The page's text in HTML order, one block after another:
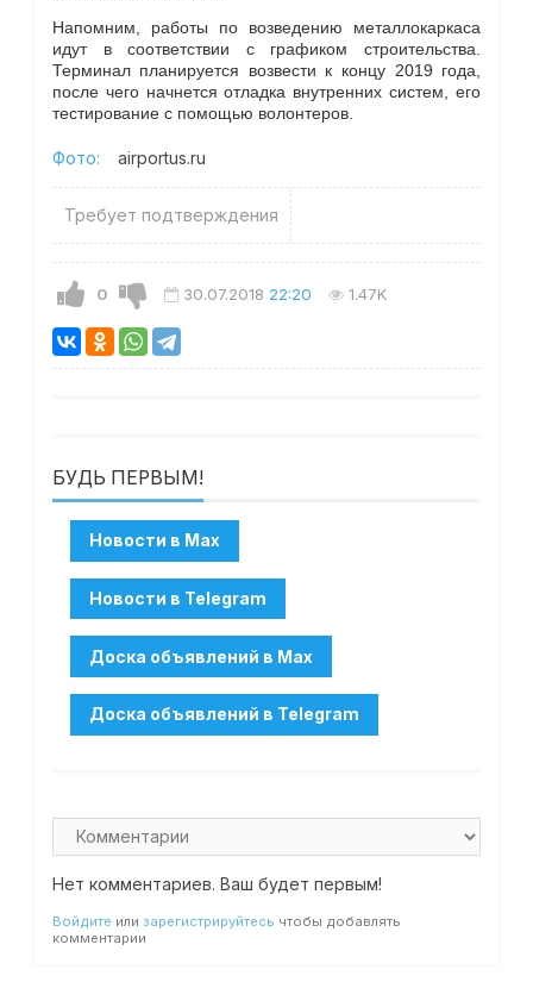
Напомним, работы по возведению металлокаркаса
идут в соответствии с графиком строительства.
Терминал планируется возвести к концу 2019 года,
после чего начнется отладка внутренних систем, его
тестирование с помощью волонтеров.
Фото: airportus.ru
Требует подтверждения
0 30.07.2018 22:20 1.47K
БУДЬ ПЕРВЫМ!
Нет комментариев. Ваш будет первым!
Войдите или зарегистрируйтесь чтобы добавлять
комментарии